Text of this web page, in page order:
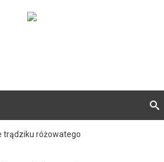
trądziku różowatego